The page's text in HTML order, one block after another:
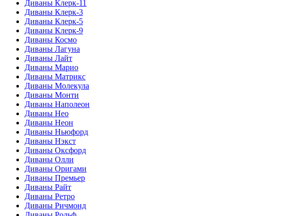
Диваны Клерк-11
Диваны Клерк-3
Диваны Клерк-5
Диваны Клерк-9
Диваны Космо
Диваны Лагуна
Диваны Лайт
Диваны Марио
Диваны Матрикс
Диваны Молекула
Диваны Монти
Диваны Наполеон
Диваны Нео
Диваны Неон
Диваны Ньюфорд
Диваны Нэкст
Диваны Оксфорд
Диваны Олли
Диваны Оригами
Диваны Премьер
Диваны Райт
Диваны Ретро
Диваны Ричмонд